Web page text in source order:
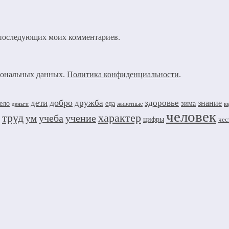
моих комментариев.
данных. Политика конфиденциальности.
деньги дети добро дружба еда животные здоровье зима знание
трудумучебаучениехарактер цифры человек